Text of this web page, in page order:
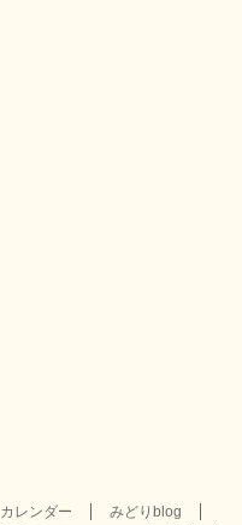
カレンダー
みどりblog